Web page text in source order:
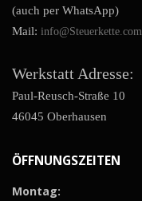
(auch per WhatsApp)
Mail: info@Steuerkette.com
Werkstatt Adresse:
Paul-Reusch-Straße 10
46045 Oberhausen
ÖFFNUNGSZEITEN
Montag: